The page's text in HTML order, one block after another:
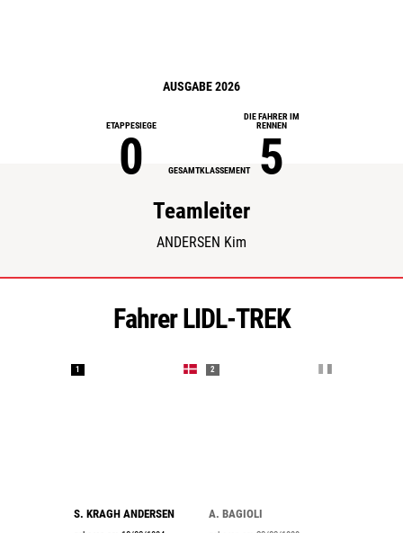
AUSGABE 2026
ETAPPESIEGE
0 GESAMTKLASSEMENT
DIE FAHRER IM
RENNEN
5
Teamleiter
ANDERSEN Kim
Fahrer LIDL-TREK
1
S. KRAGH ANDERSEN
2
A. BAGIOLI